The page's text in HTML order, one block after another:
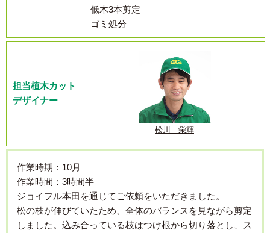
低木3本剪定
ゴミ処分
担当植木カット
デザイナー
松川 栄輝
作業時期：10月
作業時間：3時間半
ジョイフル本田を通じてご依頼をいただきました。
松の枝が伸びていたため、全体のバランスを見ながら剪定
しました。込み合っている枝はつけ根から切り落とし、ス